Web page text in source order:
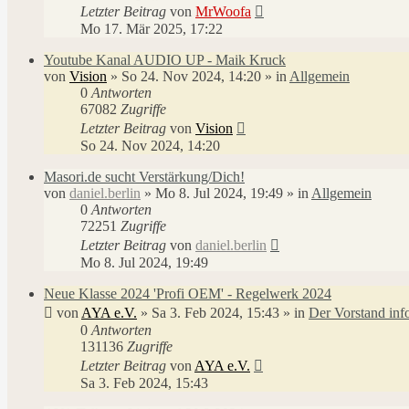
Letzter Beitrag von MrWoofa
Mo 17. Mär 2025, 17:22
Youtube Kanal AUDIO UP - Maik Kruck
von Vision » So 24. Nov 2024, 14:20 » in Allgemein
0 Antworten
67082 Zugriffe
Letzter Beitrag von Vision
So 24. Nov 2024, 14:20
Masori.de sucht Verstärkung/Dich!
von daniel.berlin » Mo 8. Jul 2024, 19:49 » in Allgemein
0 Antworten
72251 Zugriffe
Letzter Beitrag von daniel.berlin
Mo 8. Jul 2024, 19:49
Neue Klasse 2024 'Profi OEM' - Regelwerk 2024
von AYA e.V. » Sa 3. Feb 2024, 15:43 » in Der Vorstand
0 Antworten
131136 Zugriffe
Letzter Beitrag von AYA e.V.
Sa 3. Feb 2024, 15:43